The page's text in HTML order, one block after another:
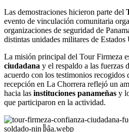
Las demostraciones hicieron parte del
evento de vinculación comunitaria
organizaciones de seguridad de
distintas unidades militares de Estados
La misión principal del Tour Firmeza
ciudadana y el respaldo a las fuerzas
acuerdo con los testimonios recogidos
recepción en La Chorrera reflejó un
hacia las instituciones panameñas y
que participaron en la actividad.